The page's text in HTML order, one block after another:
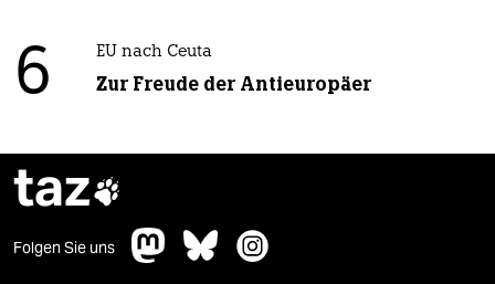
6 EU nach Ceuta
Zur Freude der Antieuropäer
taz
Folgen Sie uns